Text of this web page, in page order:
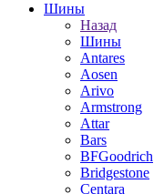
Шины
Назад
Шины
Antares
Aosen
Arivo
Armstrong
Attar
Bars
BFGoodrich
Bridgestone
Centara